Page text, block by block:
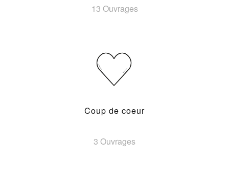
13 Ouvrages
Coup de coeur
3 Ouvrages